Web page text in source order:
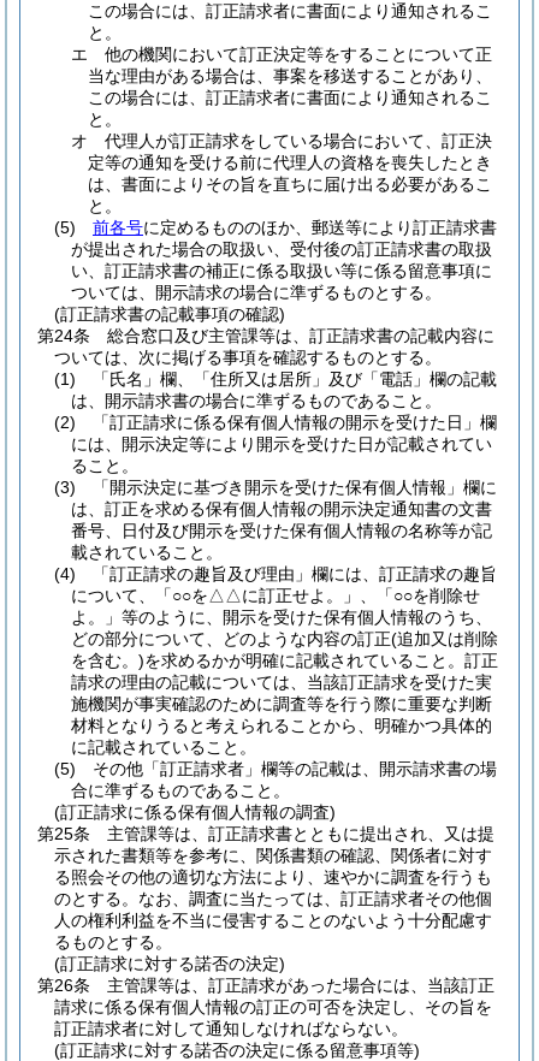
この場合には、訂正請求者に書面により通知されるこ
と。
エ
他の機関において訂正決定等をすることについて正
当な理由がある場合は、事案を移送することがあり、
この場合には、訂正請求者に書面により通知されるこ
と。
オ
代理人が訂正請求をしている場合において、訂正決
定等の通知を受ける前に代理人の資格を喪失したとき
は、書面によりその旨を直ちに届け出る必要があるこ
と。
(5)
前各号に定めるもののほか、郵送等により訂正請求書
が提出された場合の取扱い、受付後の訂正請求書の取扱
い、訂正請求書の補正に係る取扱い等に係る留意事項に
ついては、開示請求の場合に準ずるものとする。
(訂正請求書の記載事項の確認)
第24条
総合窓口及び主管課等は、訂正請求書の記載内容に
ついては、次に掲げる事項を確認するものとする。
(1)
「氏名」欄、「住所又は居所」及び「電話」欄の記載
は、開示請求書の場合に準ずるものであること。
(2)
「訂正請求に係る保有個人情報の開示を受けた日」欄
には、開示決定等により開示を受けた日が記載されてい
ること。
(3)
「開示決定に基づき開示を受けた保有個人情報」欄に
は、訂正を求める保有個人情報の開示決定通知書の文書
番号、日付及び開示を受けた保有個人情報の名称等が記
載されていること。
(4)
「訂正請求の趣旨及び理由」欄には、訂正請求の趣旨
について、「○○を△△に訂正せよ。」、「○○を削除せ
よ。」等のように、開示を受けた保有個人情報のうち、
どの部分について、どのような内容の訂正(追加又は削除
を含む。)を求めるかが明確に記載されていること。 訂正
請求の理由の記載については、当該訂正請求を受けた実
施機関が事実確認のために調査等を行う際に重要な判断
材料となりうると考えられることから、明確かつ具体的
に記載されていること。
(5)
その他「訂正請求者」欄等の記載は、開示請求書の場
合に準ずるものであること。
(訂正請求に係る保有個人情報の調査)
第25条
主管課等は、訂正請求書とともに提出され、又は提
示された書類等を参考に、関係書類の確認、関係者に対す
る照会その他の適切な方法により、速やかに調査を行うも
のとする。 なお、調査に当たっては、訂正請求者その他個
人の権利利益を不当に侵害することのないよう十分配慮す
るものとする。
(訂正請求に対する諾否の決定)
第26条
主管課等は、訂正請求があった場合には、当該訂正
請求に係る保有個人情報の訂正の可否を決定し、その旨を
訂正請求者に対して通知しなければならない。
(訂正請求に対する諾否の決定に係る留意事項等)